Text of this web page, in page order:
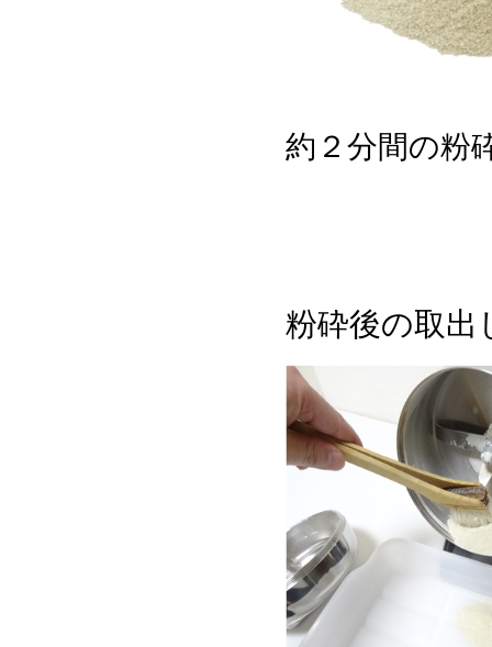
約２分間の粉
粉砕後の取出